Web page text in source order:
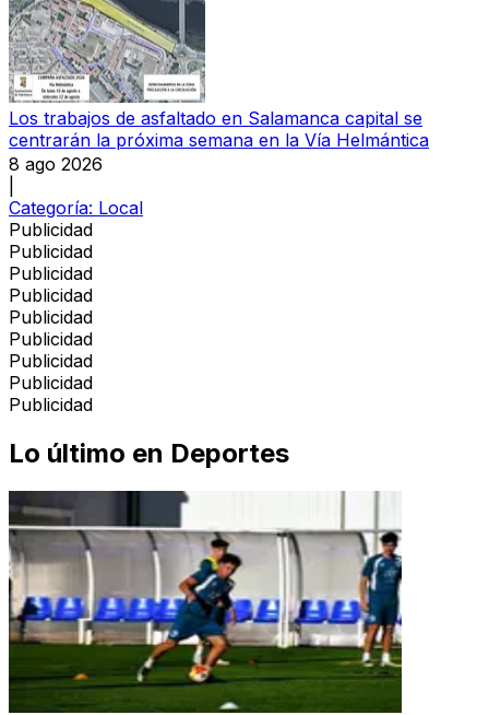
Los trabajos de asfaltado en Salamanca capital se
centrarán la próxima semana en la Vía Helmántica
8 ago 2026
Categoría: Local
Publicidad
Publicidad
Publicidad
Publicidad
Publicidad
Publicidad
Publicidad
Publicidad
Publicidad
Lo último en Deportes